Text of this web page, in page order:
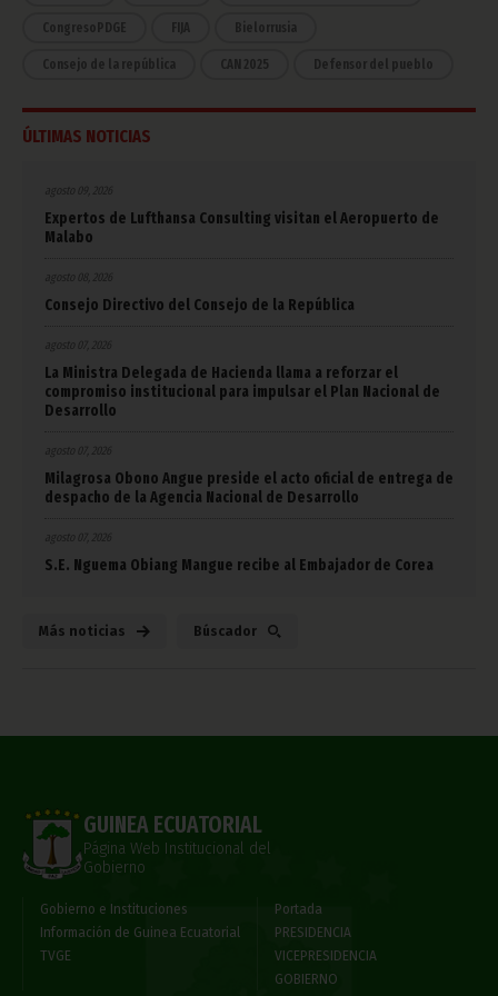
CongresoPDGE FIJA Bielorrusia
Consejo de la república CAN 2025 Defensor del pueblo
ÚLTIMAS NOTICIAS
agosto 09, 2026
Expertos de Lufthansa Consulting visitan el Aeropuerto de
Malabo
agosto 08, 2026
Consejo Directivo del Consejo de la República
agosto 07, 2026
La Ministra Delegada de Hacienda llama a reforzar el
compromiso institucional para impulsar el Plan Nacional de
Desarrollo
agosto 07, 2026
Milagrosa Obono Angue preside el acto oficial de entrega de
despacho de la Agencia Nacional de Desarrollo
agosto 07, 2026
S.E. Nguema Obiang Mangue recibe al Embajador de Corea
Más noticias Búscador
GUINEA ECUATORIAL
Página Web Institucional del
Gobierno
Gobierno e Instituciones
Información de Guinea Ecuatorial
TVGE
Portada
PRESIDENCIA
VICEPRESIDENCIA
GOBIERNO